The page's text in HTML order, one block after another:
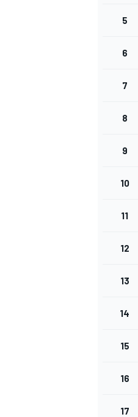
FÓRMULA E
5
6
7
8
9
10
11
12
13
14
15
16
17